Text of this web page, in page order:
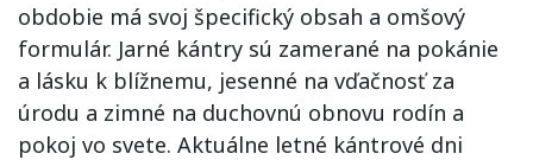
obdobie má svoj špecifický obsah a omšový
formulár. Jarné kántry sú zamerané na pokánie
a lásku k blížnemu, jesenné na vďačnosť za
úrodu a zimné na duchovnú obnovu rodín a
pokoj vo svete. Aktuálne letné kántrové dni